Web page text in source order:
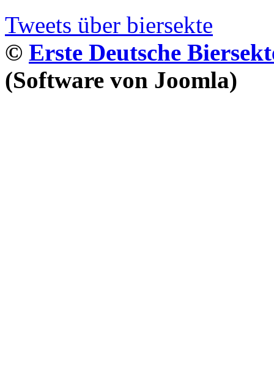
Tweets über biersekte
© Erste Deutsche
(Software von Joomla)